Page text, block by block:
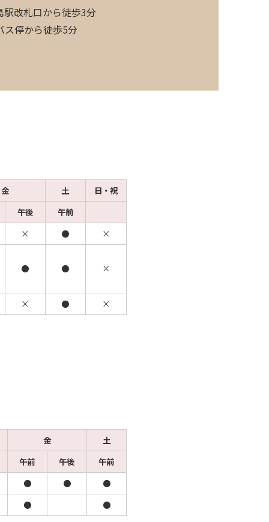
駅改札口から徒歩3分
ス停から徒歩5分
金 土
日・祝
午後
午前
× ● ×
● ● ×
× ●
×
金
土
午前 午後
午前
● ●
●
● ●